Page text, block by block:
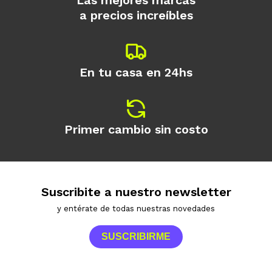
a precios increíbles
En tu casa en 24hs
Primer cambio sin costo
Suscribite a nuestro newsletter
y entérate de todas nuestras novedades
SUSCRIBIRME